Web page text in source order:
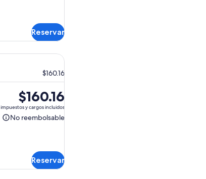
Reservar
$160.16
El
precio
es
$160.16
impuestos y cargos incluidos
No reembolsable
No
Reservar